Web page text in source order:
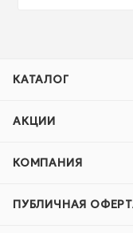
КАТАЛОГ
АКЦИИ
КОМПАНИЯ
ПУБЛИЧНАЯ